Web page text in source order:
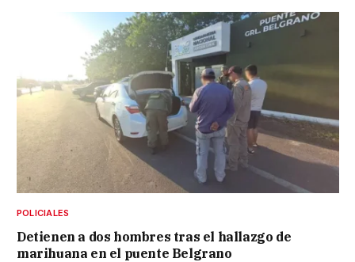
POLICIALES
Detienen a dos hombres tras el hallazgo de
marihuana en el puente Belgrano